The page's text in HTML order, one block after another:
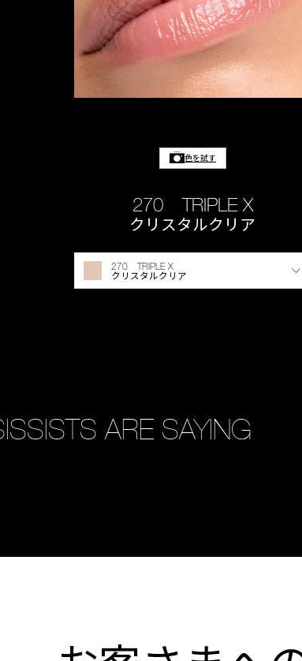
色を試す
270 TRIPLE X
クリスタルクリア
270 TRIPLE X
クリスタルクリア
ARE SAYING